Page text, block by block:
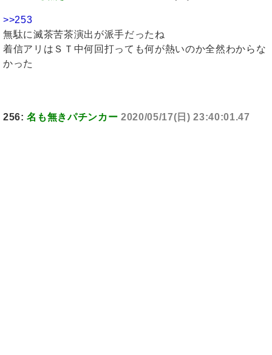
>>253
無駄に滅茶苦茶演出が派手だったね
着信アリはＳＴ中何回打っても何が熱いのか全然わからな
かった
256:名も無きパチンカー 2020/05/17(日) 23:40:01.47